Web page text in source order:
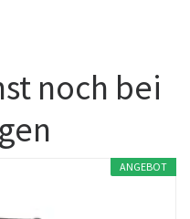
noch bei
ANGEBOT